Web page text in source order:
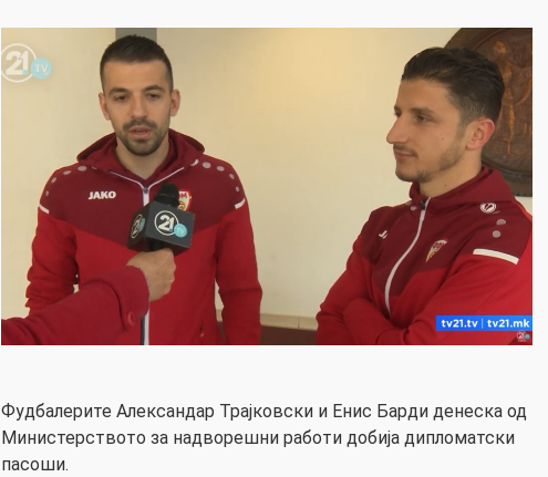
Фудбалерите Александар Трајковски и Енис Барди денеска од
Министерството за надворешни работи добија дипломатски
пасоши.